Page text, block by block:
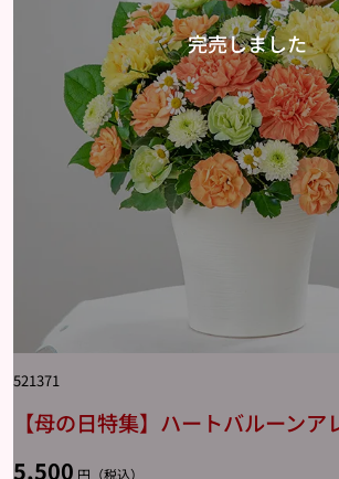
521371
【母の日特集】ハートバルーンア
5,500 円（税込）